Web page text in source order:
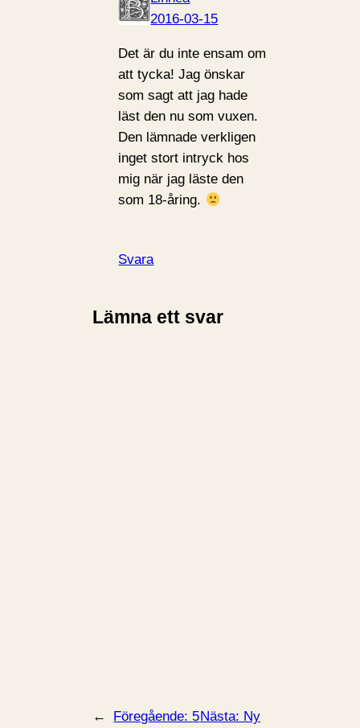
2016-03-15
Det är du inte ensam om
att tycka! Jag önskar
som sagt att jag hade
läst den nu som vuxen.
Den lämnade verkligen
inget stort intryck hos
mig när jag läste den
som 18-åring.
Svara
Lämna ett svar
← Föregående: 5Nästa: Ny